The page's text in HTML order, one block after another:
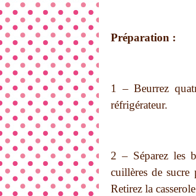
Préparation :
1 – Beurrez
réfrigérateur.
2 – Séparez les
cuillères de
Retirez la